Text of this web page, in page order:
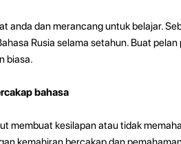
anda dan merancang untuk belajar.
Rusia selama setahun. Buat
biasa.
bahasa
membuat kesilapan atau tidak